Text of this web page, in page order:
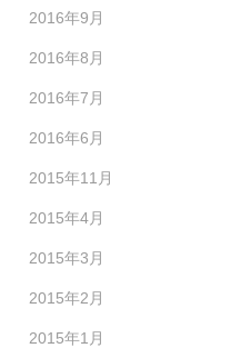
2016年9月
2016年8月
2016年7月
2016年6月
2015年11月
2015年4月
2015年3月
2015年2月
2015年1月